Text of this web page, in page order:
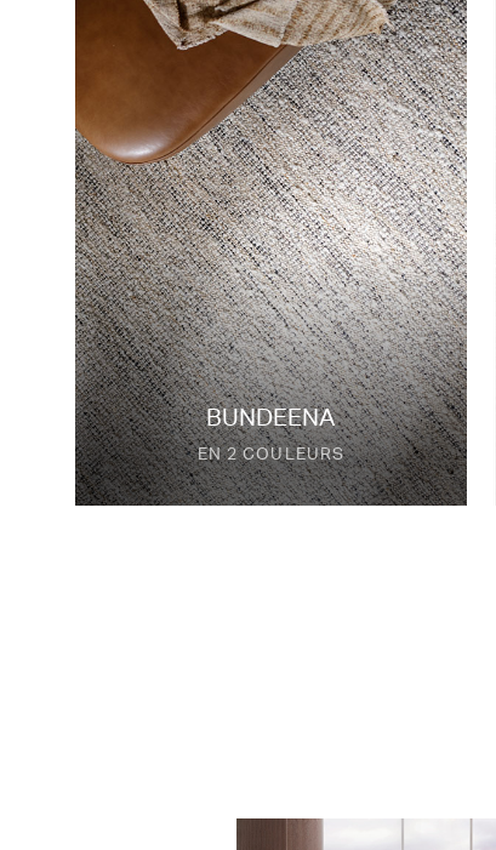
Bundeena
en 2 couleurs